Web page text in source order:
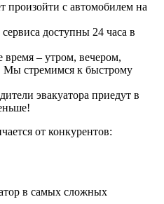
произойти с автомобилем на
доступны 24 часа в
– утром, вечером,
Мы стремимся к быстрому
эвакуатора приедут в
от конкурентов:
в самых сложных